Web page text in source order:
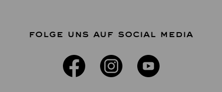
FOLGE UNS AUF SOCIAL MEDIA